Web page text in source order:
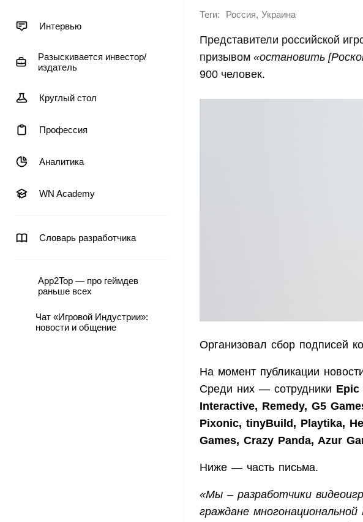
Интервью
Разыскивается инвестор/
издатель
Круглый стол
Профессия
Аналитика
WN Academy
Словарь разработчика
App2Top — про геймдев
раньше всех
Чат «Игровой Индустрии»:
новости и общение
Теги: Россия, Украина
Представители российской
призывом «остановить
900 человек.
Организовал сбор подписей
На момент публикации
Среди них — сотрудники Epic
Interactive, Remedy, G5
Pixonic, tinyBuild, Playtika,
Games, Crazy Panda, Azur
Ниже — часть письма.
«Мы – разработчики
граждане